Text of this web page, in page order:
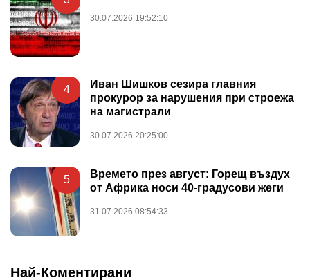
30.07.2026 19:52:10
4
Иван Шишков сезира главния
прокурор за нарушения при строежа
на магистрали
30.07.2026 20:25:00
5
Времето през август: Горещ въздух
от Африка носи 40-градусови жеги
31.07.2026 08:54:33
Най-Коментирани